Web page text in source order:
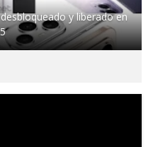
y liberado en